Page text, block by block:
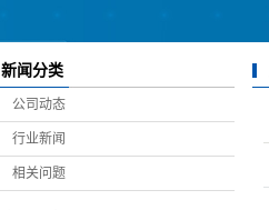
新闻分类
公司动态
行业新闻
相关问题